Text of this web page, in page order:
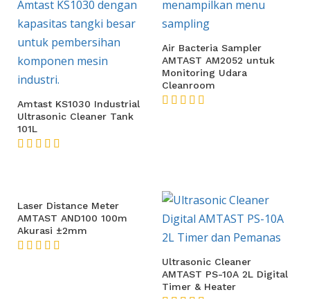
Amtast KS1030 Industrial
Ultrasonic Cleaner Tank
101L
Air Bacteria Sampler
AMTAST AM2052 untuk
Monitoring Udara
Cleanroom
Laser Distance Meter
AMTAST AND100 100m
Akurasi ±2mm
Ultrasonic Cleaner
AMTAST PS-10A 2L Digital
Timer & Heater